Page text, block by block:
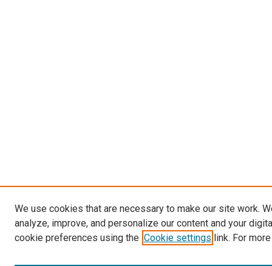
We use cookies that are necessary to make our site work.
analyze, improve, and personalize our content and your
cookie preferences using the Cookie settings link. For